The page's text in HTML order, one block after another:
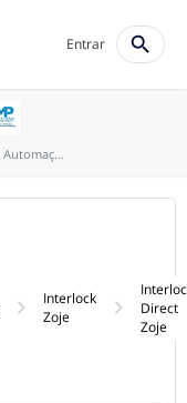
Entrar search
*MPAIXAO Automação - Sala de Corte - Enfestadeira - Revisadeira - Costura - Corte -Bordado
keyboard_arrow_right
Interlock
Zoje
keyboard_arrow_right
Direct
Zoje